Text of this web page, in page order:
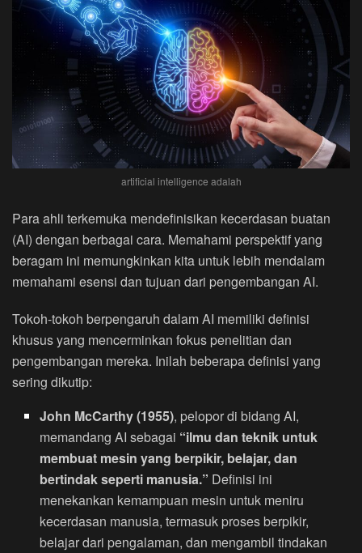
artificial intelligence adalah
Para ahli terkemuka mendefinisikan kecerdasan buatan
(AI) dengan berbagai cara. Memahami perspektif yang
beragam ini memungkinkan kita untuk lebih mendalam
memahami esensi dan tujuan dari pengembangan AI.
Tokoh-tokoh berpengaruh dalam AI memiliki definisi
khusus yang mencerminkan fokus penelitian dan
pengembangan mereka. Inilah beberapa definisi yang
sering dikutip:
John McCarthy (1955), pelopor di bidang AI,
memandang AI sebagai “ilmu dan teknik untuk
membuat mesin yang berpikir, belajar, dan
bertindak seperti manusia.” Definisi ini
menekankan kemampuan mesin untuk meniru
kecerdasan manusia, termasuk proses berpikir,
belajar dari pengalaman, dan mengambil tindakan